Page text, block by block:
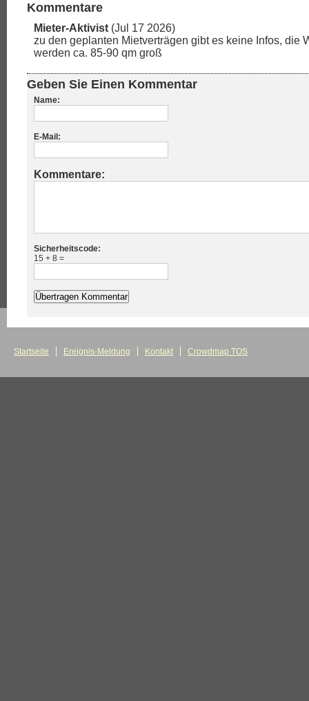
Kommentare
Mieter-Aktivist (Jul 17 2026)
zu den geplanten Mietverträgen gibt es keine Infos, die
werden ca. 85-90 qm groß
Geben Sie Einen Kommentar
Name:
E-Mail:
Kommentare:
Sicherheitscode:
15 + 8 =
Startseite Ereignis-Meldung Kontakt Crowdmap TOS